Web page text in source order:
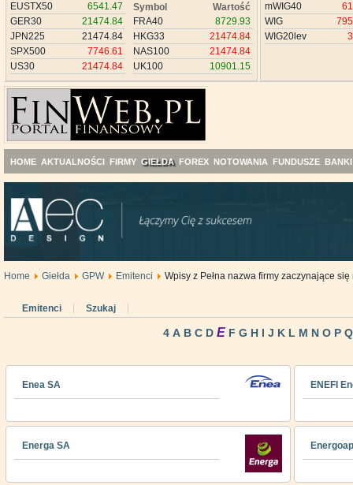
EUSTX50
6541.47
GER30
21474.84
JPN225
21474.84
SPX500
7746.61
US30
21474.84
Symbol
Wartość
FRA40
8729.93
HKG33
21474.84
NAS100
21474.84
UK100
10901.15
mWIG40
WIG
WIG20lev
HOME AKTUALNOŚCI FIRMY GIEŁDA FOREX NOTOWANIA FUNDUSZE BANKI
Home Giełda GPW Emitenci Wpisy z Pełna nazwa firmy zaczynające się
Emitenci Szukaj
4 A B C D E F G H I J K L M N O P Q
Enea SA ENEFI
Energa SA